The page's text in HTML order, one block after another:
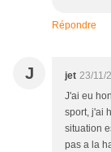
Répondre
J jet 23/11/
J'ai eu
sport, j'ai
situation
pas a la